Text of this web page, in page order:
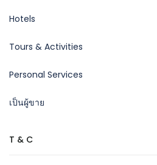
Hotels
Tours & Activities
Personal Services
เป็นผู้ขาย
T & C